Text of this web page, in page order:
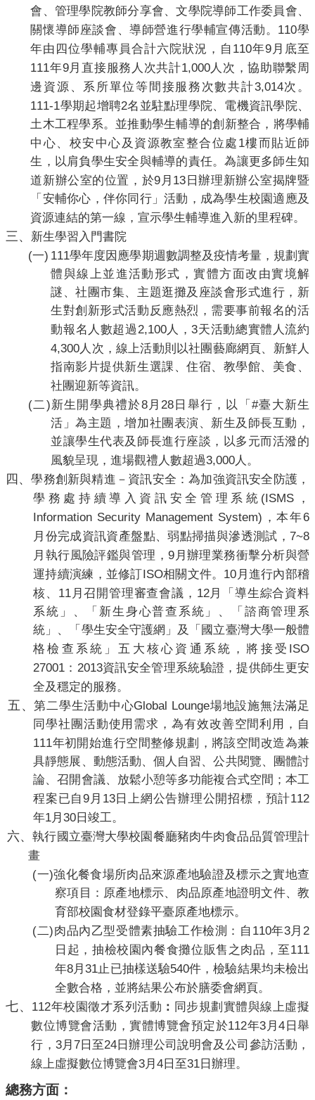
會、管理學院教師分享會、文學院導師工作委員會、
關懷導師座談會、導師營進行學輔宣傳活動。 110學
年由四位學輔專員合計六院狀況，自 110年9 月底至
111年9月直接服務人次共計1,000人次，協助聯繫周
邊資源、系所單位等間接服務次數共計3,014次。
111-1學期起增聘2名並駐點理學院、電機資訊學院、
土木工程學系。並推動學生輔導的創新整合，將學輔
中心、校安中心及資源教室整合位處 1樓而貼近師
生，以肩負學生安全與輔導的責任。為讓更多師生知
道新辦公室的位置，於9 月 13 日辦理新辦公室揭牌暨
「安輔你心，伴你同行」活動 ，成為學生校園適應及
資源連結的第一線，宣示學生輔導進入新的里程碑。
三、 新生學習入門書院
(一) 111學年度因應學期週數調整及疫情考量，規劃實
體與線上並進活動形式，實體方面改由實境解
謎、社團市集、主題逛攤及座談會形式進行，新
生對創新形式活動反應熱烈，需要事前報名的活
動報名人數超過2,100人，3天活動總實體人流約
4,300人次，線上活動則以社團藝廊網頁、新鮮人
指南影片提供新生選課、住宿、教學館、美食、
社團迎新等資訊。
(二)新生開學典禮於8月28 日舉行，以「#臺大新生
活」為主題，增加社團表演、新生及師長互動，
並讓學生代表及師長進行座談，以多元而活潑的
風貌呈現，進場觀禮人數超過3,000人。
四、學務創新與精進－資訊安全：為加強資訊安全防護，
學務處持續導入資訊安全管理系統 (ISMS ，
Information Security Management System) ，本年6
月份完成資訊資產盤點、弱點掃描與滲透測試， 7~8
月執行風險評鑑與管理，9 月辦理業務衝擊分析與營
運持續演練，並修訂ISO相關文件。 10 月進行內部稽
核、 11月召開管理審查會議， 12月「導生綜合資料
系統」、「新生身心普查系統」、「諮商管理系
統」、「學生安全守護網」及「國立臺灣大學一般體
格檢查系統」五大核心資通系統，將接受 ISO
27001 ： 2013資訊安全管理系統驗證，提供師生更安
全及穩定的服務。
五、第二學生活動中心Global Lounge場地設施無法滿足
同學社團活動使用需求，為有效改善空間利用，自
111年初開始進行空間整修規劃，將該空間改造為兼
具靜態展、動態活動、個人自習、公共閱覽、團體討
論、召開會議、放鬆小憩等多功能複合式空間；本工
程案已自9 月 13日上網公告辦理公開招標，預計112
年1月30 日竣工。
六、執行國立臺灣大學校園餐廳豬肉牛肉食品品質管理計
畫
(一)強化餐食場所肉品來源產地驗證及標示之實地查
察項目：原產地標示、肉品原產地證明文件、教
育部校園食材登錄平臺原產地標示。
(二)肉品內乙型受體素抽驗工作檢測：自 110年3月2
日起，抽檢校園內餐食攤位販售之肉品，至111
年8月31止已抽樣送驗540件，檢驗結果均未檢出
全數合格，並將結果公布於膳委會網頁。
七、 112年校園徵才系列活動 ： 同步規劃實體與線上虛擬
數位博覽會活動，實體博覽會預定於112年3 月4 日舉
行， 3月 7日至24 日辦理公司說明會及公司參訪活動，
線上虛擬數位博覽會3月4 日至31 日辦理。
總務方面：